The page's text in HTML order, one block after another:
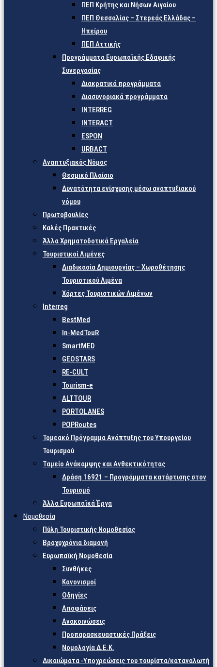
ΠΕΠ Κρήτης και Νήσων Αιγαίου
ΠΕΠ Θεσσαλίας – Στερεάς Ελλάδας –
Ηπείρου
ΠΕΠ Αττικής
Προγράμματα Ευρωπαϊκής Εδαφικής
Συνεργασίας
Διακρατικά προγράμματα
Διασυνοριακά προγράμματα
INTERREG
INTERACT
ESPON
URBACT
Αναπτυξιακός Νόμος
Θεσμικό Πλαίσιο
Δυνατότητα ενίσχυσης μέσω αναπτυξιακού
νόμου
Πρωτοβουλίες
Καλές Πρακτικές
Άλλα Χρηματοδοτικά Εργαλεία
Τουριστικοί Λιμένες
Διαδικασία Δημιουργίας – Χωροθέτησης
Τουριστικού Λιμένα
Χάρτες Τουριστικών Λιμένων
Interreg
BestMed
In-MedTouR
SmartMED
GEOSTARS
RE-CULT
Tourism-e
ALTTOUR
PORTOLANES
POPRoutes
Τομεακό Πρόγραμμα Ανάπτυξης του Υπουργείου
Τουρισμού
Ταμείο Ανάκαμψης και Ανθεκτικότητας
Δράση 16921 – Προγράμματα κατάρτισης στον
Τουρισμό
Άλλα Ευρωπαϊκά Έργα
Νομοθεσία
Πύλη Τουριστικής Νομοθεσίας
Βραχυχρόνια διαμονή
Ευρωπαϊκή Νομοθεσία
Συνθήκες
Κανονισμοί
Οδηγίες
Αποφάσεις
Ανακοινώσεις
Προπαρασκευαστικές Πράξεις
Νομολογία Δ.Ε.Κ.
Δικαιώματα -Υποχρεώσεις του τουρίστα/καταναλωτή